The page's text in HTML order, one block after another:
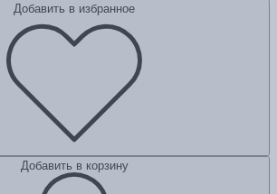
Добавить в избранное
Добавить в корзину